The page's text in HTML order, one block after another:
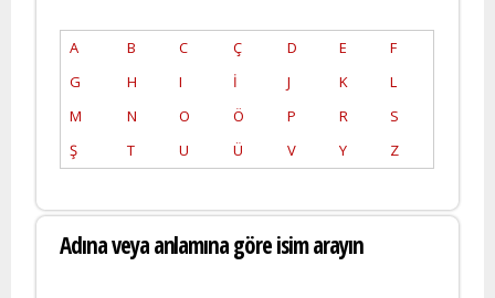
A B C Ç D E
F
G
H I İ J K
L
M
N O Ö P R
S
Ş
T U Ü V Y Z
Adına veya anlamına göre isim arayın